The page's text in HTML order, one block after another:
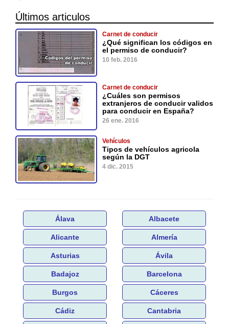
Últimos articulos
Carnet de conducir
¿Qué significan los códigos en
el permiso de conducir?
10 feb. 2016
Carnet de conducir
¿Cuáles son permisos
extranjeros de conducir validos
para conducir en España?
26 ene. 2016
Vehículos
Tipos de vehículos agricola
según la DGT
4 dic. 2015
Álava Albacete
Alicante Almería
Asturias Ávila
Badajoz Barcelona
Burgos Cáceres
Cádiz Cantabria